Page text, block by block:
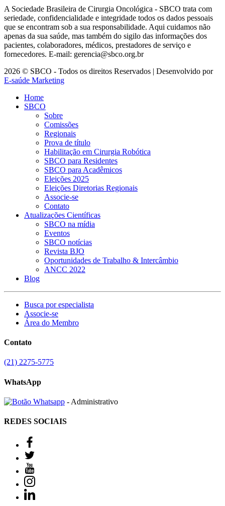
A Sociedade Brasileira de Cirurgia Oncológica - SBCO trata com
seriedade, confidencialidade e integridade todos os dados pessoais
que se encontram sob a sua responsabilidade. Aqui cuidamos não
apenas da sua saúde, mas também do sigilo das informações dos
pacientes, colaboradores, médicos, prestadores de serviço e
fornecedores. E-mail: gerencia@sbco.org.br
2026 © SBCO - Todos os direitos Reservados | Desenvolvido por
E-saúde Marketing
Home
SBCO
Sobre
Comissões
Regionais
Prova de título
Habilitação em Cirurgia Robótica
SBCO para Residentes
SBCO para Acadêmicos
Eleições 2025
Eleições Diretorias Regionais
Associe-se
Contato
Atualizações Científicas
SBCO na mídia
Eventos
SBCO notícias
Revista BJO
Oportunidades de Trabalho & Intercâmbio
ANCC 2022
Blog
Busca por especialista
Associe-se
Área do Membro
Contato
(21) 2275-5775
WhatsApp
- Administrativo
REDES SOCIAIS